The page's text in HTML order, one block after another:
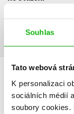
Souhlas
Tato webová
K personalizaci
sociálních médií
soubory cookies.
HODNOCENÍ
V současné době